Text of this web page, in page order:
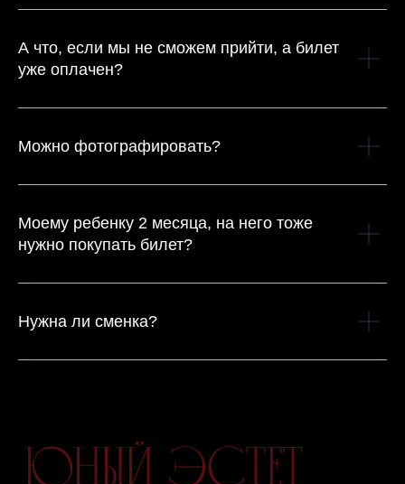
А что, если мы не сможем прийти, а билет
уже оплачен?
Можно фотографировать?
Моему ребенку 2 месяца, на него тоже
нужно покупать билет?
Нужна ли сменка?